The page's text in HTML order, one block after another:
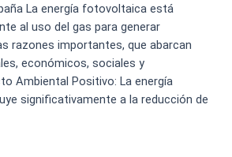
La energía fotovoltaica está
al uso del gas para generar
razones importantes, que abarcan
económicos, sociales y
Ambiental Positivo: La energía
significativamente a la reducción de